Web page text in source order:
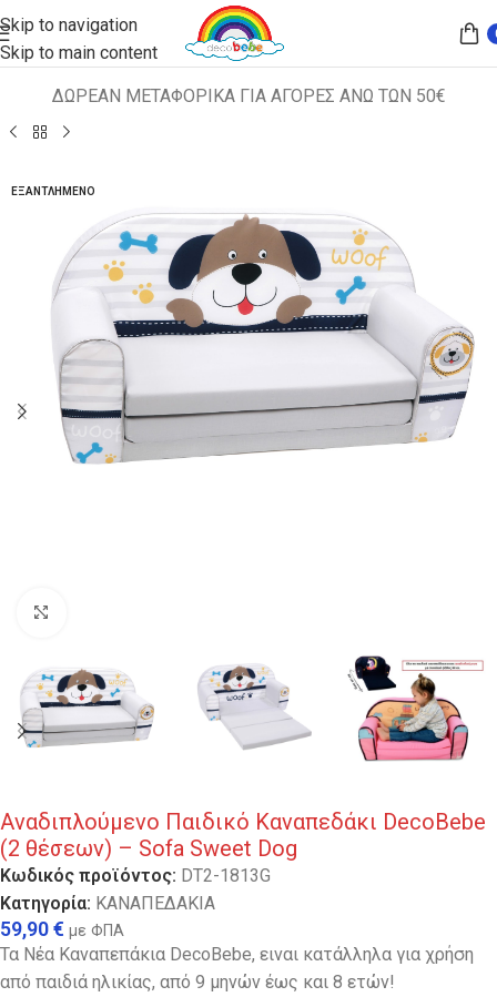
Skip to navigation
Skip to main content
ΔΩΡΕΑΝ ΜΕΤΑΦΟΡΙΚΑ ΓΙΑ ΑΓΟΡΕΣ ΑΝΩ ΤΩΝ 50€
Αρχική σελίδα ΠΑΙΔΙΚΑ ΚΑΘΙΣΜΑΤΑ ΚΑΝΑΠΕΔΑΚΙΑ
ΕΞΑΝΤΛΗΜΈΝΟ
Αναδιπλούμενο Παιδικό Καναπεδάκι DecoBebe
(2 θέσεων) – Sofa Sweet Dog
Κωδικός προϊόντος: DT2-1813G
Κατηγορία: ΚΑΝΑΠΕΔΑΚΙΑ
59,90€ με ΦΠΑ
Τα Νέα Καναπεπάκια DecoBebe, ειναι κατάλληλα για χρήση
από παιδιά ηλικίας, από 9 μηνών έως και 8 ετών!